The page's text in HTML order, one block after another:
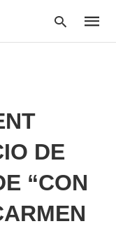
enter:
DE
“CON